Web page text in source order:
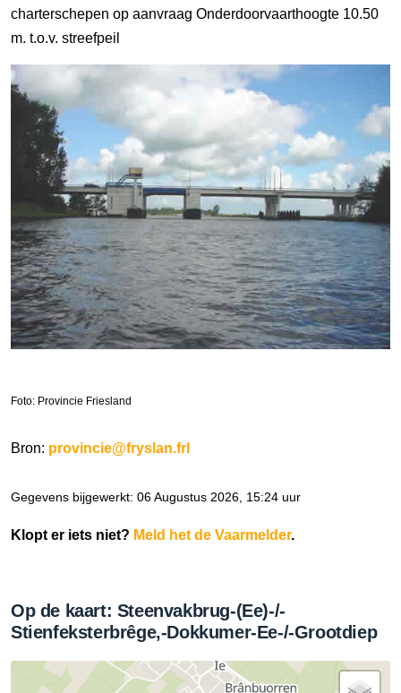
charterschepen op aanvraag Onderdoorvaarthoogte 10.50
m. t.o.v. streefpeil
Foto: Provincie Friesland
Bron: provincie@fryslan.frl
Gegevens bijgewerkt: 06 Augustus 2026, 15:24 uur
Klopt er iets niet? Meld het de Vaarmelder.
Op de kaart: Steenvakbrug-(Ee)-/-
Stienfeksterbrêge,-Dokkumer-Ee-/-Grootdiep